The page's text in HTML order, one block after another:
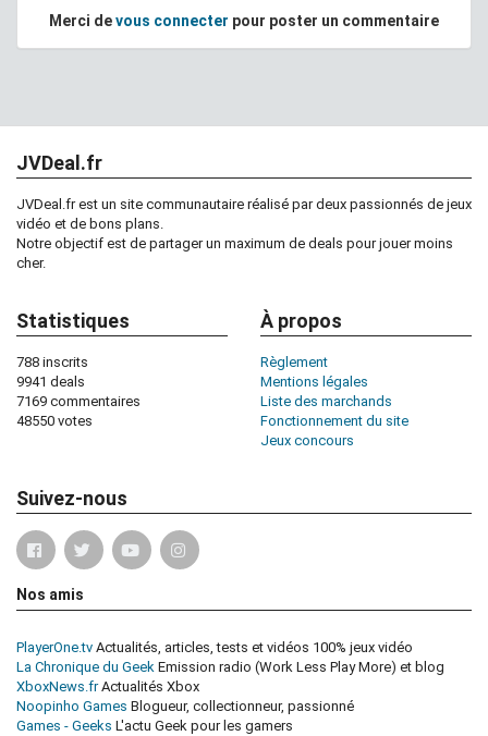
Merci devous connecter pour poster un commentaire
JVDeal.fr
JVDeal.fr est un site communautaire réalisé par deux passionnés de jeux
vidéo et de bons plans.
Notre objectif est de partager un maximum de deals pour jouer moins
cher.
Statistiques
788 inscrits
9941 deals
7169 commentaires
48550 votes
À propos
Règlement
Mentions légales
Liste des marchands
Fonctionnement du site
Jeux concours
Suivez-nous
Nos amis
PlayerOne.tv Actualités, articles, tests et vidéos 100% jeux vidéo
La Chronique du Geek Emission radio (Work Less Play More) et blog
XboxNews.frActualités Xbox
Noopinho Games Blogueur, collectionneur, passionné
Games - Geeks L'actu Geek pour les gamers